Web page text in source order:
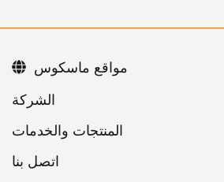
اتصل بنا
مواقع ماسكوس